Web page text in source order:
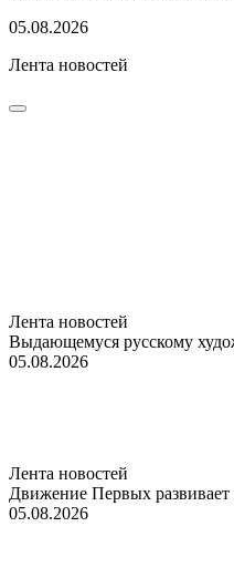
05.08.2026
Лента новостей
Лента новостей
Выдающемуся русскому
05.08.2026
Лента новостей
Движение Первых
05.08.2026